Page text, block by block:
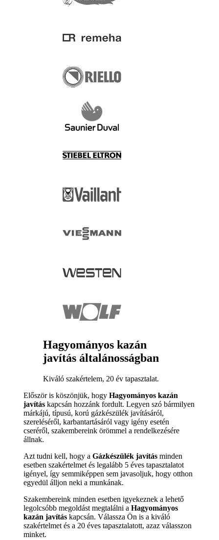
Hagyományos kazán
javítás általánosságban
Kiváló szakértelem, 20 év tapasztalat.
Először is köszönjük, hogy Hagyományos kazán
javítás kapcsán hozzánk fordult. Legyen szó bármilyen
márkájú, típusú, korú gázkészülék javításáról,
szereléséről, karbantartásáról vagy igény esetén
cseréről, szakembereink örömmel a rendelkezésére
állnak.
Azt tudni kell, hogy a Gázkészülék javítás minden
esetben szakértelmet és legalább 5 éves tapasztalatot
igényel, így semmiképpen sem javasoljuk, hogy otthon
egyedül álljon neki a munkának.
Szakembereink minden esetben igyekeznek a lehető
legolcsóbb megoldást megtalálni a Hagyományos
kazán javítás kapcsán. Válassza Ön is a kiváló
szakértelmet és a 20 éves tapasztalatott, azaz válasszon
minket.